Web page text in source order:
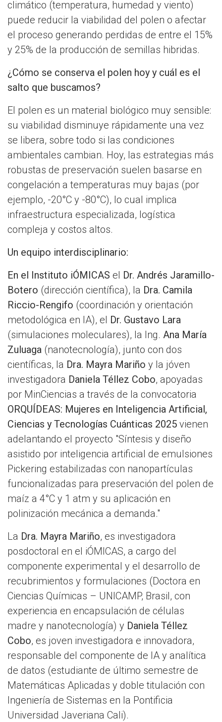
climático (temperatura, humedad y viento)
puede reducir la viabilidad del polen o afectar
el proceso generando perdidas de entre el 15%
y 25% de la producción de semillas hibridas.
¿Cómo se conserva el polen hoy y cuál es el
salto que buscamos?
El polen es un material biológico muy sensible:
su viabilidad disminuye rápidamente una vez
se libera, sobre todo si las condiciones
ambientales cambian. Hoy, las estrategias más
robustas de preservación suelen basarse en
congelación a temperaturas muy bajas (por
ejemplo, -20°C y -80°C), lo cual implica
infraestructura especializada, logística
compleja y costos altos.
Un equipo interdisciplinario:
En el Instituto iÓMICAS el Dr. Andrés Jaramillo-
Botero (dirección científica), la Dra. Camila
Riccio-Rengifo (coordinación y orientación
metodológica en IA), el Dr. Gustavo Lara
(simulaciones moleculares), la Ing. Ana María
Zuluaga (nanotecnología), junto con dos
científicas, la Dra. Mayra Mariño y la jóven
investigadora Daniela Téllez Cobo, apoyadas
por MinCiencias a través de la convocatoria
ORQUÍDEAS: Mujeres en Inteligencia Artificial,
Ciencias y Tecnologías Cuánticas 2025 vienen
adelantando el proyecto "Síntesis y diseño
asistido por inteligencia artificial de emulsiones
Pickering estabilizadas con nanopartículas
funcionalizadas para preservación del polen de
maíz a 4°C y 1 atm y su aplicación en
polinización mecánica a demanda."
La Dra. Mayra Mariño, es investigadora
posdoctoral en el iÓMICAS, a cargo del
componente experimental y el desarrollo de
recubrimientos y formulaciones (Doctora en
Ciencias Químicas – UNICAMP, Brasil, con
experiencia en encapsulación de células
madre y nanotecnología) y Daniela Téllez
Cobo, es joven investigadora e innovadora,
responsable del componente de IA y analítica
de datos (estudiante de último semestre de
Matemáticas Aplicadas y doble titulación con
Ingeniería de Sistemas en la Pontificia
Universidad Javeriana Cali).